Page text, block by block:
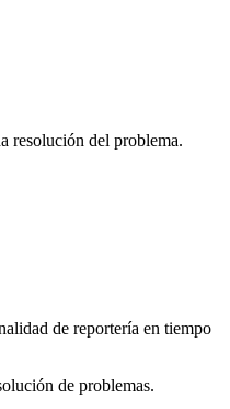
resolución del problema.
de reportería en tiempo
de problemas.